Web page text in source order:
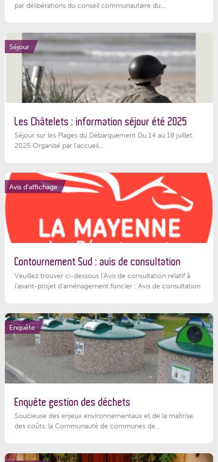
par délibérations du conseil communautaire du...
Séjour
Les Châtelets : information séjour été 2025
Séjour sur les Plages du Débarquement Du 14 au 18 juillet
2025 Organisé par l’accueil...
Avis d'affichage
Contournement Sud : avis de consultation
Veuillez trouver ci-dessous l’Avis de consultation relatif à
l'avant-projet d'aménagement foncier : Avis de consultation
Enquête
Enquête gestion des déchets
Soucieuse des enjeux environnementaux et de la maîtrise
des coûts, la Communauté de communes de...